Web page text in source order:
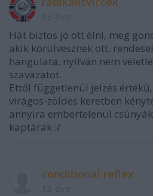
Hát biztos jó ott élni, meg
akik körülvesznek ott,
hangulata, nyilván nem
szavazatot.
Ettől függetlenül jelzés
virágos-zöldes keretben
annyira embertelenül
kaptárak :/
conditional reflex